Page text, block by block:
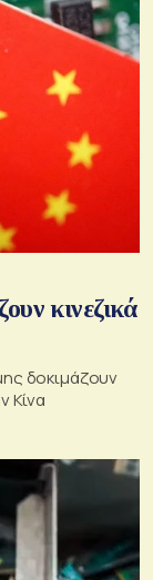
κινεζικά
δοκιμάζουν
Κίνα